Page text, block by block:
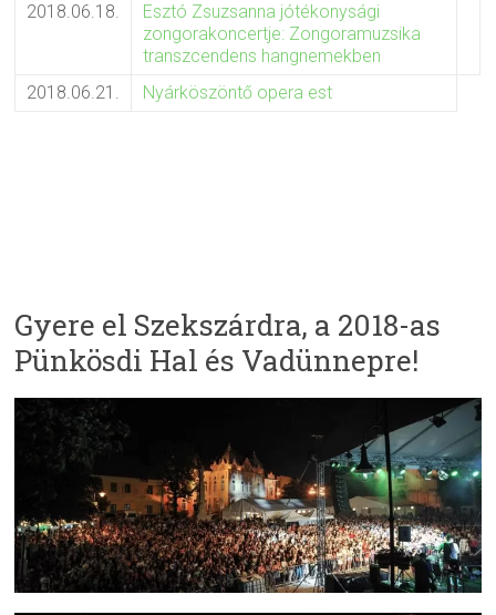
2018.06.18.
Esztó Zsuzsanna jótékonysági
zongorakoncertje: Zongoramuzsika
transzcendens hangnemekben
2018.06.21.
Nyárköszöntő opera est
Gyere el Szekszárdra, a 2018-as
Pünkösdi Hal és Vadünnepre!